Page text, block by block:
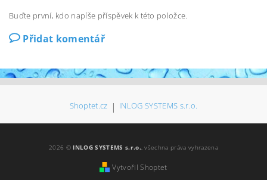
Buďte první, kdo napíše příspěvek k této položce.
Přidat komentář
Shoptet.cz | INLOG SYSTEMS s.r.o.
2026 © INLOG SYSTEMS s.r.o. , všechna práva vyhrazena
Vytvořil Shoptet